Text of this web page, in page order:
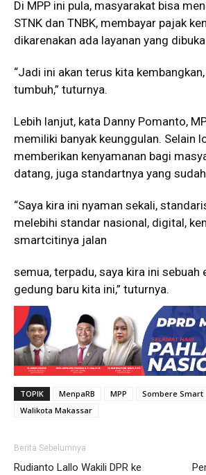
Di MPP ini pula, masyarakat bisa
STNK dan TNBK, membayar pajak
dikarenakan ada layanan yang
“Jadi ini akan terus kita
tumbuh,” tuturnya.
Lebih lanjut, kata Danny Pomanto,
memiliki banyak keunggulan. Selain
memberikan kenyamanan bagi
datang, juga standartnya yang
“Saya kira ini nyaman sekali,
melebihi standar nasional, digital,
smartcitinya jalan
semua, terpadu, saya kira ini sebuah
gedung baru kita ini,” tuturnya.
TOPIK MenpaRB MPP
Sombere Smart
Walikota Makassar
Berita Sebelumnya
Rudianto Lallo Wakili DPR ke